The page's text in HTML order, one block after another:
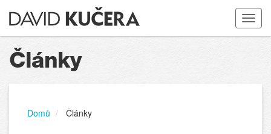
Toggle
Články
Domů Články